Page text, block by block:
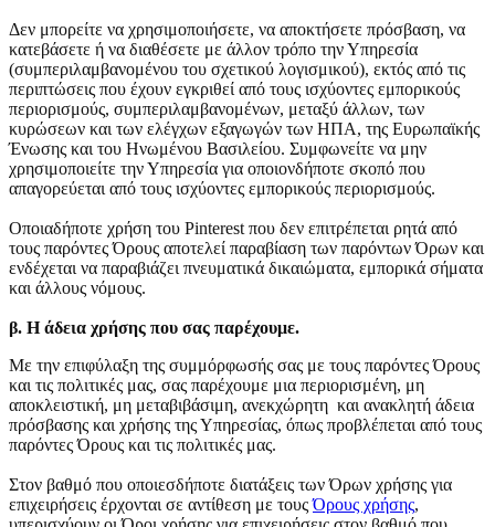
Δεν μπορείτε να χρησιμοποιήσετε, να αποκτήσετε πρόσβαση, να
κατεβάσετε ή να διαθέσετε με άλλον τρόπο την Υπηρεσία
(συμπεριλαμβανομένου του σχετικού λογισμικού), εκτός από τις
περιπτώσεις που έχουν εγκριθεί από τους ισχύοντες εμπορικούς
περιορισμούς, συμπεριλαμβανομένων, μεταξύ άλλων, των
κυρώσεων και των ελέγχων εξαγωγών των ΗΠΑ, της Ευρωπαϊκής
Ένωσης και του Ηνωμένου Βασιλείου. Συμφωνείτε να μην
χρησιμοποιείτε την Υπηρεσία για οποιονδήποτε σκοπό που
απαγορεύεται από τους ισχύοντες εμπορικούς περιορισμούς.
Οποιαδήποτε χρήση του Pinterest που δεν επιτρέπεται ρητά από
τους παρόντες Όρους αποτελεί παραβίαση των παρόντων Όρων και
ενδέχεται να παραβιάζει πνευματικά δικαιώματα, εμπορικά σήματα
και άλλους νόμους.
β. Η άδεια χρήσης που σας παρέχουμε.
Με την επιφύλαξη της συμμόρφωσής σας με τους παρόντες Όρους
και τις πολιτικές μας, σας παρέχουμε μια περιορισμένη, μη
αποκλειστική, μη μεταβιβάσιμη, ανεκχώρητη και ανακλητή άδεια
πρόσβασης και χρήσης της Υπηρεσίας, όπως προβλέπεται από τους
παρόντες Όρους και τις πολιτικές μας.
Στον βαθμό που οποιεσδήποτε διατάξεις των Όρων χρήσης για
επιχειρήσεις έρχονται σε αντίθεση με τουςΌρους χρήσης,